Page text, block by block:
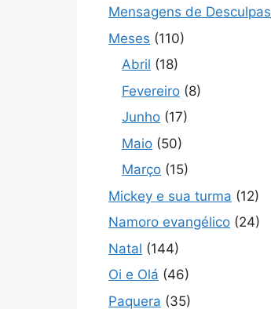
Mensagens de Desculpas
Meses (110)
Abril (18)
Fevereiro (8)
Junho (17)
Maio (50)
Março (15)
Mickey e sua turma (12)
Namoro evangélico (24)
Natal (144)
Oi e Olá (46)
Paquera (35)